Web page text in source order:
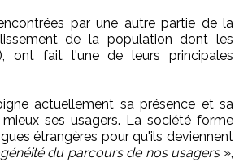
par une autre partie de la
de la population dont les
ont fait l'une de leurs principales
actuellement sa présence et sa
ses usagers. La société forme
étrangères pour qu'ils deviennent
du parcours de nos usagers»,